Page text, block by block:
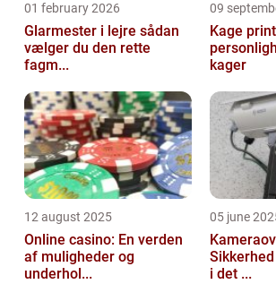
01 february 2026
Glarmester i lejre sådan
vælger du den rette
fagm...
09
Kage
kager
12 august 2025
Online casino: En verden
af muligheder og
underhol...
05 june
i det ...